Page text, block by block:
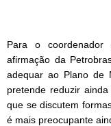
Para o
afirmação da
adequar ao Plano de
pretende reduzir
que se discutem
é mais preocupante